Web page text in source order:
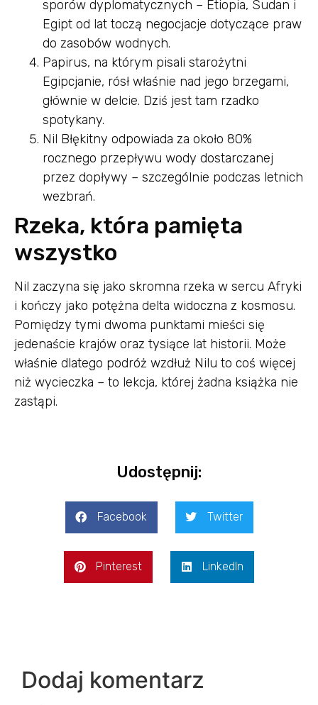
sporów dyplomatycznych – Etiopia, Sudan i
Egipt od lat toczą negocjacje dotyczące praw
do zasobów wodnych.
Papirus, na którym pisali starożytni
Egipcjanie, rósł właśnie nad jego brzegami,
głównie w delcie. Dziś jest tam rzadko
spotykany.
Nil Błękitny odpowiada za około 80%
rocznego przepływu wody dostarczanej
przez dopływy – szczególnie podczas letnich
wezbrań.
Rzeka, która pamięta
wszystko
Nil zaczyna się jako skromna rzeka w sercu Afryki
i kończy jako potężna delta widoczna z kosmosu.
Pomiędzy tymi dwoma punktami mieści się
jedenaście krajów oraz tysiące lat historii. Może
właśnie dlatego podróż wzdłuż Nilu to coś więcej
niż wycieczka – to lekcja, której żadna książka nie
zastąpi.
Udostępnij:
Facebook Twitter
Pinterest LinkedIn
Dodaj komentarz